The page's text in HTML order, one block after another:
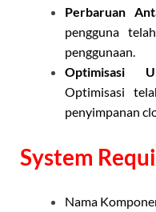
Perbaruan
pengguna
penggunaan.
Optimisasi
Optimisasi
penyimpanan
System
Nama